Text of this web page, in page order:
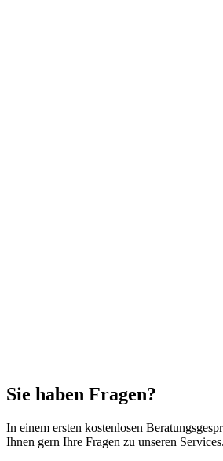
Sie haben Fragen?
In einem ersten kostenlosen
Ihnen gern Ihre Fragen zu unseren Services.